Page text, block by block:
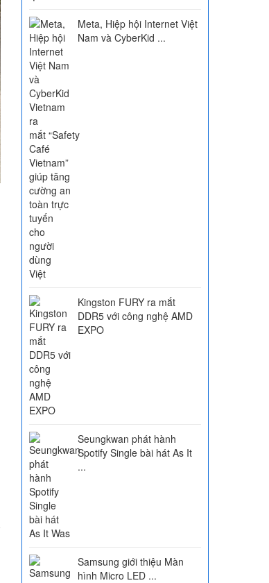
Meta, Hiệp hội Internet Việt
Nam và CyberKid ...
Kingston FURY ra mắt
DDR5 với công nghệ AMD
EXPO
Seungkwan phát hành
Spotify Single bài hát As It
...
Samsung giới thiệu Màn
hình Micro LED ...